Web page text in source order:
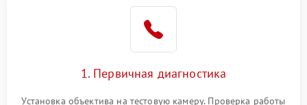
1. Первичная диагностика
Установка объектива на тестовую камеру. Проверка работы